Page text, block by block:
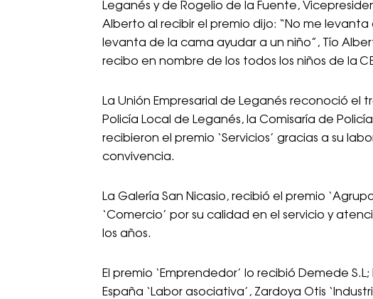
Leganés y de Rogelio de la Fuente,
Alberto al recibir el premio dijo: “No me
levanta de la cama ayudar a un niño”, Tío
recibo en nombre de los todos los niños de la
La Unión Empresarial de Leganés reconoció el
Policía Local de Leganés, la Comisaría de
recibieron el premio ‘Servicios’ gracias a su
convivencia.
La Galería San Nicasio, recibió el premio
‘Comercio’ por su calidad en el servicio y
los años.
El premio ‘Emprendedor’ lo recibió Demede
España ‘Labor asociativa’, Zardoya Otis